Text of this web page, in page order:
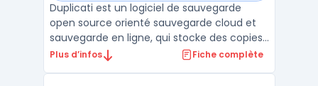
Duplicati est un logiciel de sauvegarde
open source orienté sauvegarde cloud et
sauvegarde en ligne, qui stocke des copies
chiffrées, incrémentielles et compressées
Plus d’infos Fiche complète